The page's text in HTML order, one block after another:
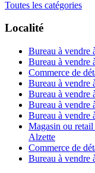
Toutes les catégories
Localité
Bureau à vendre
Bureau à vendre
Commerce de
Bureau à vendre
Bureau à vendre
Bureau à vendre
Bureau à vendre
Magasin ou
Alzette
Commerce de
Bureau à vendre